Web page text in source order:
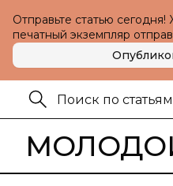
Отправьте статью
печатный экземпляр